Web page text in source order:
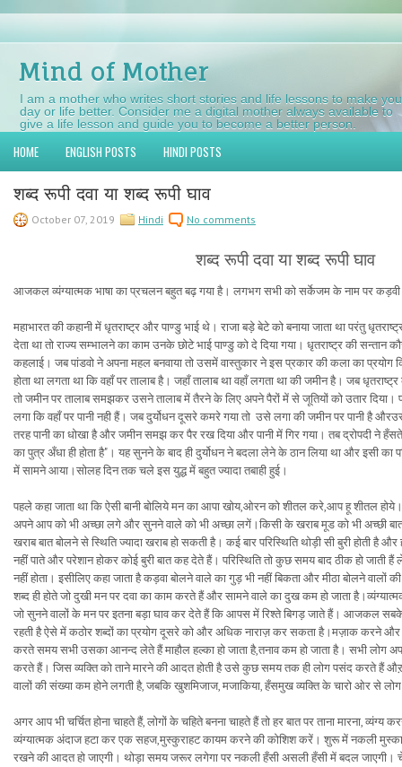
Mind of Mother
I am a mother who writes short stories and life lessons to make
day or life better. Consider me a digital mother always available to
give a life lesson and guide you to become a better person.
HOME ENGLISH POSTS HINDI POSTS
शब्द रूपी दवा या शब्द रूपी घाव
October 07, 2019 Hindi No comments
शब्द रूपी दवा या शब्द रूपी घाव
आजकल व्यंग्यात्मक भाषा का प्रचलन बहुत बढ़ गया है। लगभग सभी को सर्केजम के नाम पर कड़वी
महाभारत की कहानी में धृतराष्ट्र और पाण्डु भाई थे। राजा बड़े बेटे को बनाया जाता था परंतु
देता था तो राज्य सम्भालने का काम उनके छोटे भाई पाण्डु को दे दिया गया। धृतराष्ट्र की सन्तान
कहलाई। जब पांडवो ने अपना महल बनवाया तो उसमें वास्तुकार ने इस प्रकार की कला का प्रयोग
होता था लगता था कि वहाँ पर तालाब है। जहाँ तालाब था वहाँ लगता था की जमीन है। जब
तो जमीन पर तालाब समझकर उसने तालाब में तैरने के लिए अपने पैरों में से जूतियों को उतार
लगा कि वहाँ पर पानी नही हैं। जब दुर्योधन दूसरे कमरे गया तो उसे लगा की जमीन पर पानी है
तरह पानी का धोखा है और जमीन समझ कर पैर रख दिया और पानी में गिर गया। तब द्रोपदी ने
का पुत्र अँधा ही होता है"। यह सुनने के बाद ही दुर्योधन ने बदला लेने के ठान लिया था और इसी का
में सामने आया।सोलह दिन तक चले इस युद्ध में बहुत ज्यादा तबाही हुई।
पहले कहा जाता था कि ऐसी बानी बोलिये मन का आपा खोय,ओरन को शीतल करे,आप हू शीतल होये।
अपने आप को भी अच्छा लगे और सुनने वाले को भी अच्छा लगें।किसी के खराब मूड को भी अच्छी
खराब बात बोलने से स्थिति ज्यादा खराब हो सकती है। कई बार परिस्थिति थोड़ी सी बुरी होती
नहीं पाते और परेशान होकर कोई बुरी बात कह देते हैं। परिस्थिति तो कुछ समय बाद ठीक हो जाती
नहीं होता। इसीलिए कहा जाता है कड़वा बोलने वाले का गुड़ भी नहीं बिकता और मीठा बोलने वालों की
शब्द ही होते जो दुखी मन पर दवा का काम करते हैं और सामने वाले का दुख कम हो जाता
जो सुनने वालों के मन पर इतना बड़ा घाव कर देते हैं कि आपस में रिश्ते बिगड़ जाते हैं। आजकल सबके
रहती है ऐसे में कठोर शब्दों का प्रयोग दूसरे को और अधिक नाराज़ कर सकता है।मज़ाक करने
करते समय सभी उसका आनन्द लेते हैं माहौल हल्का हो जाता है,तनाव कम हो जाता है। सभी लोग
करते हैं। जिस व्यक्ति को ताने मारने की आदत होती है उसे कुछ समय तक ही लोग पसंद करते हैं
वालों की संख्या कम होने लगती है, जबकि खुशमिजाज, मजाकिया, हँसमुख व्यक्ति के चारो ओर से
अगर आप भी चर्चित होना चाहते हैं, लोगों के चहिते बनना चाहते हैं तो हर बात पर ताना मारना, व्यंग्य
व्यंग्यात्मक अंदाज हटा कर एक सहज,मुस्कुराहट कायम करने की कोशिश करें। शुरू में नकली
रखने की आदत हो जाएगी। थोड़ा समय जरूर लगेगा पर नकली हँसी असली हँसी में बदल जाएगी।